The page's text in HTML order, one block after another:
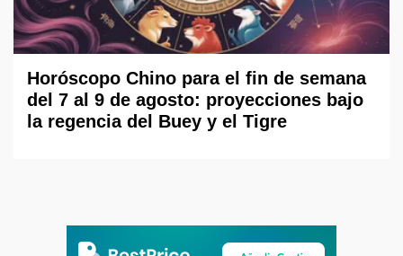
Horóscopo Chino para el fin de semana
del 7 al 9 de agosto: proyecciones bajo
la regencia del Buey y el Tigre